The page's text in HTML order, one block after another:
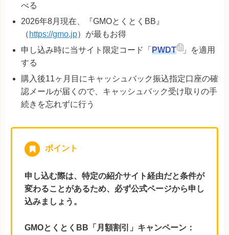
べる
2026年8月現在、『GMOとくとくBB』
（ https://gmo.jp）が最もお得
申し込み時に当サイト限定コード「 PWDT
」を適用
する
購入後11ヶ月目にキャッシュバック振込指定口座の確
認メールが届くので、キャッシュバック受け取りの手
続きを忘れずに行う
ポイント
申し込む際は、特定の紹介サイト経由だと条件が
変わることがあるため、必ず公式ページから申し
込みましょう。
GMOとくとくBB「月額割引」キャンペーン：